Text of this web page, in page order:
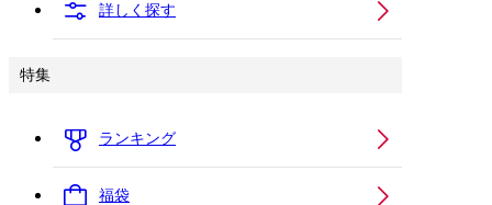
詳しく探す
特集
ランキング
福袋